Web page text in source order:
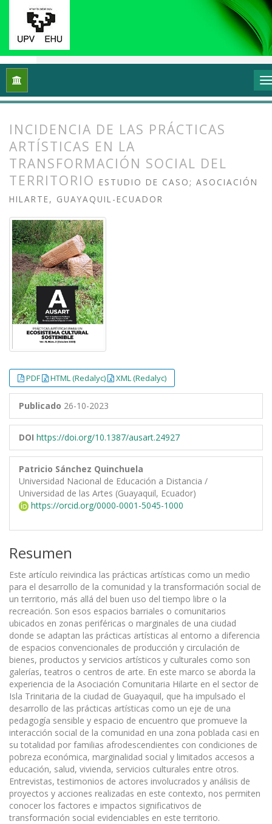
Inicio Vol. 11 Núm. 2 (2023): Prácticas artísticas
INCIDENCIA DE LAS PRÁCTICAS
ARTÍSTICAS EN LA
TRANSFORMACIÓN SOCIAL DEL
TERRITORIO ESTUDIO DE CASO; ASOCIACIÓN
HILARTE, GUAYAQUIL-ECUADOR
PDF HTML (Redalyc) XML (Redalyc)
Publicado 26-10-2023
DOI https://doi.org/10.1387/ausart.24927
Patricio Sánchez Quinchuela
Universidad Nacional de Educación a Distancia /
Universidad de las Artes (Guayaquil, Ecuador)
https://orcid.org/0000-0001-5045-1000
Resumen
Este artículo reivindica las prácticas artísticas como un medio
para el desarrollo de la comunidad y la transformación social de
un territorio, más allá del buen uso del tiempo libre o la
recreación. Son esos espacios barriales o comunitarios
ubicados en zonas periféricas o marginales de una ciudad
donde se adaptan las prácticas artísticas al entorno a diferencia
de espacios convencionales de producción y circulación de
bienes, productos y servicios artísticos y culturales como son
galerías, teatros o centros de arte. En este marco se aborda la
experiencia de la Asociación Comunitaria Hilarte en el sector de
Isla Trinitaria de la ciudad de Guayaquil, que ha impulsado el
desarrollo de las prácticas artísticas como un eje de una
pedagogía sensible y espacio de encuentro que promueve la
interacción social de la comunidad en una zona poblada casi en
su totalidad por familias afrodescendientes con condiciones de
pobreza económica, marginalidad social y limitados accesos a
educación, salud, vivienda, servicios culturales entre otros.
Entrevistas, testimonios de actores involucrados y análisis de
proyectos y acciones realizadas en este contexto, nos permiten
conocer los factores e impactos significativos de
transformación social evidenciables en este territorio.